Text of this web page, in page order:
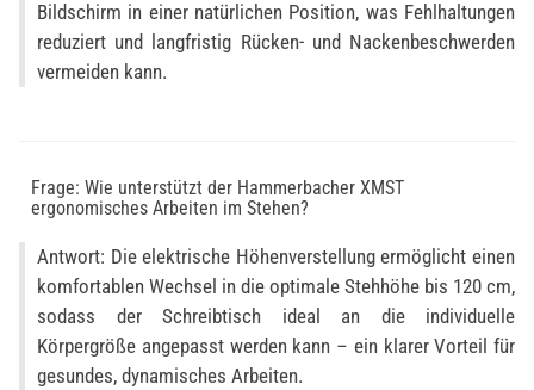
Bildschirm in einer natürlichen Position, was Fehlhaltungen
reduziert und langfristig Rücken- und Nackenbeschwerden
vermeiden kann.
Frage: Wie unterstützt der Hammerbacher XMST
ergonomisches Arbeiten im Stehen?
Antwort: Die elektrische Höhenverstellung ermöglicht einen
komfortablen Wechsel in die optimale Stehhöhe bis 120 cm,
sodass der Schreibtisch ideal an die individuelle
Körpergröße angepasst werden kann – ein klarer Vorteil für
gesundes, dynamisches Arbeiten.